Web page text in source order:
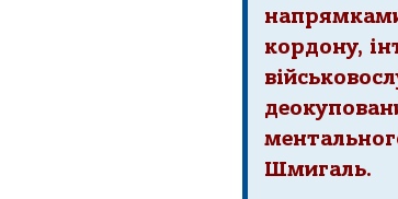
кордону,
Шмигаль.